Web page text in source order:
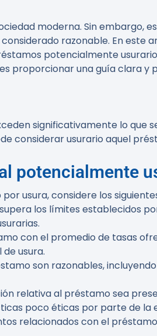
moderna. Sin embargo,
razonable. En este
potencialmente
proporcionar una guía clara
significativamente lo que
considerar usurario aquel
potencialmente
usura, considere los
los límites establecidos
con el promedio de tasas
usura.
son razonables,
relativa al préstamo sea
poco éticas por parte de la
relacionados con el